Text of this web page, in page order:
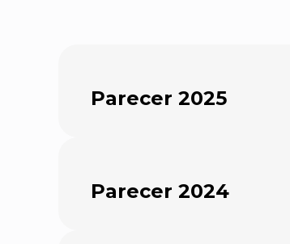
Parecer 2025
Parecer 2024